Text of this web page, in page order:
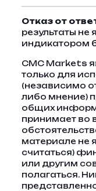
Отказ от
результаты
индикатором
CMC Markets
только для
(независимо
либо мнение)
общих
принимает во
материале не
считаться)
или другим
полагаться.